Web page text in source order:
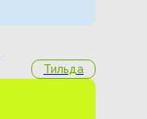
Тильда